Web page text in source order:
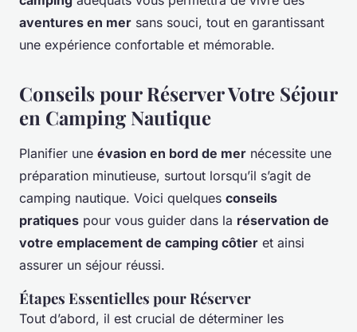
aventures en mer sans souci, tout en garantissant
une expérience confortable et mémorable.
Conseils pour Réserver Votre Séjour
en Camping Nautique
Planifier une évasion en bord de mer nécessite une
préparation minutieuse, surtout lorsqu’il s’agit de
camping nautique. Voici quelques conseils
pratiques pour vous guider dans la réservation de
votre emplacement de camping côtier et ainsi
assurer un séjour réussi.
Étapes Essentielles pour Réserver
Tout d’abord, il est crucial de déterminer les